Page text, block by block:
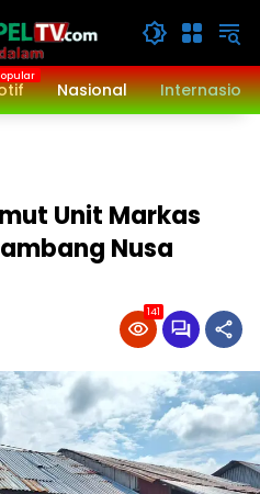
Nasional
Unit Markas
Nusa
141